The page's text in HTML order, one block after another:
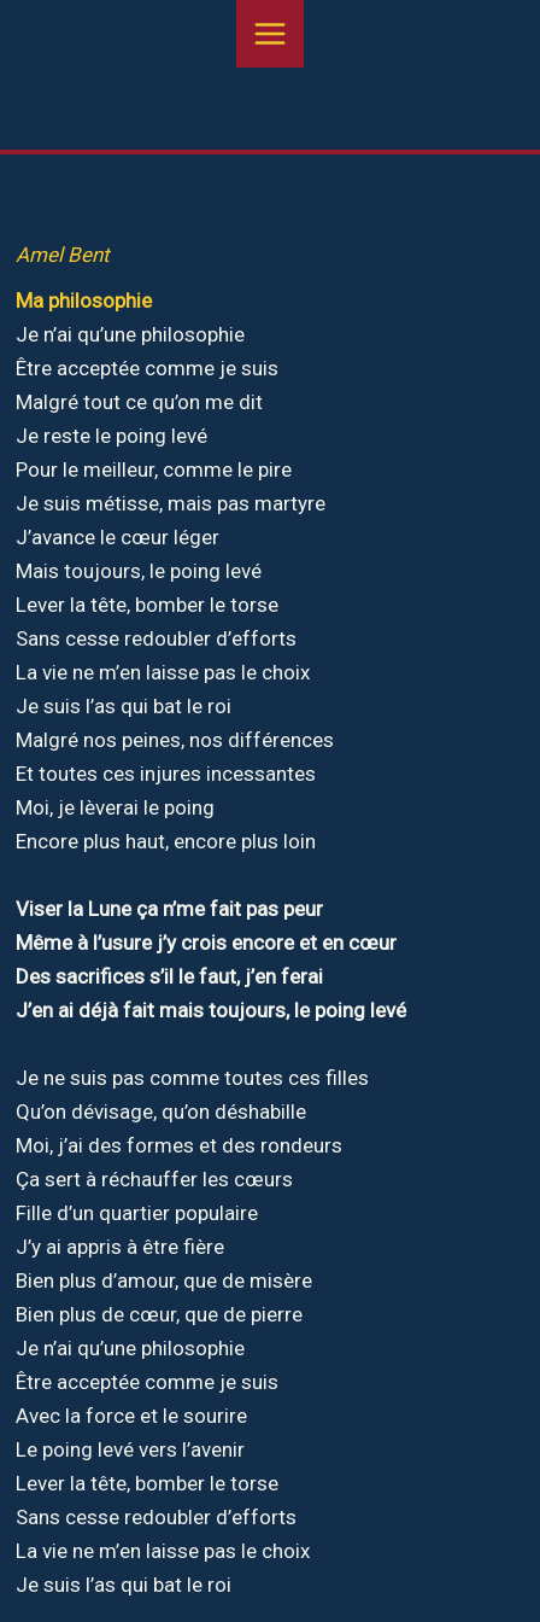
Amel Bent
Ma philosophie
Je n’ai qu’une philosophie
Être acceptée comme je suis
Malgré tout ce qu’on me dit
Je reste le poing levé
Pour le meilleur, comme le pire
Je suis métisse, mais pas martyre
J’avance le cœur léger
Mais toujours, le poing levé
Lever la tête, bomber le torse
Sans cesse redoubler d’efforts
La vie ne m’en laisse pas le choix
Je suis l’as qui bat le roi
Malgré nos peines, nos différences
Et toutes ces injures incessantes
Moi, je lèverai le poing
Encore plus haut, encore plus loin
Viser la Lune ça n’me fait pas peur
Même à l’usure j’y crois encore et en cœur
Des sacrifices s’il le faut, j’en ferai
J’en ai déjà fait mais toujours, le poing levé
Je ne suis pas comme toutes ces filles
Qu’on dévisage, qu’on déshabille
Moi, j’ai des formes et des rondeurs
Ça sert à réchauffer les cœurs
Fille d’un quartier populaire
J’y ai appris à être fière
Bien plus d’amour, que de misère
Bien plus de cœur, que de pierre
Je n’ai qu’une philosophie
Être acceptée comme je suis
Avec la force et le sourire
Le poing levé vers l’avenir
Lever la tête, bomber le torse
Sans cesse redoubler d’efforts
La vie ne m’en laisse pas le choix
Je suis l’as qui bat le roi